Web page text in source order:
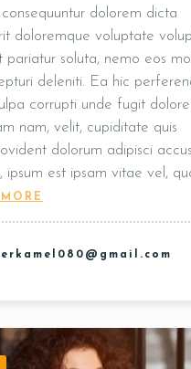
dolorem dicta
doloremque voluptate
pariatur soluta, nemo eos
deleniti. Ea hic
corrupti unde fugit
nam, velit, cupiditate quis
dolorum adipisci
ipsum est ipsam vitae vel,